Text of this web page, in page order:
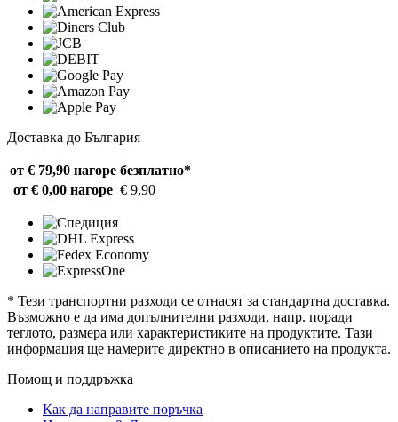
Доставка до България
от € 79,90 нагоре безплатно*
от € 0,00 нагоре € 9,90
* Тези транспортни разходи се отнасят за стандартна доставка.
Възможно е да има допълнителни разходи, напр. поради
теглото, размера или характеристиките на продуктите. Тази
информация ще намерите директно в описанието на продукта.
Помощ и поддръжка
Как да направите поръчка